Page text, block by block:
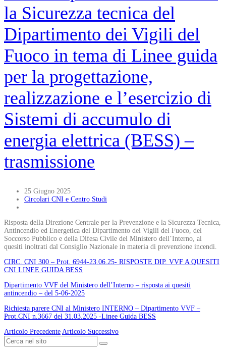
la Sicurezza tecnica del
Dipartimento dei Vigili del
Fuoco in tema di Linee guida
per la progettazione,
realizzazione e l’esercizio di
Sistemi di accumulo di
energia elettrica (BESS) –
trasmissione
25 Giugno 2025
Circolari CNI e Centro Studi
Risposta della Direzione Centrale per la Prevenzione e la Sicurezza Tecnica,
Antincendio ed Energetica del Dipartimento dei Vigili del Fuoco, del
Soccorso Pubblico e della Difesa Civile del Ministero dell’Interno, ai
quesiti inoltrati dal Consiglio Nazionale in materia di prevenzione incendi.
CIRC. CNI 300 – Prot. 6944-23.06.25- RISPOSTE DIP. VVF A QUESITI
CNI LINEE GUIDA BESS
Dipartimento VVF del Ministero dell’Interno – risposta ai quesiti
antincendio – del 5-06-2025
Richiesta parere CNI al Ministero INTERNO – Dipartimento VVF –
Prot.CNI n.3667 del 31.03.2025 -Linee Guida BESS
Articolo Precedente Articolo Successivo